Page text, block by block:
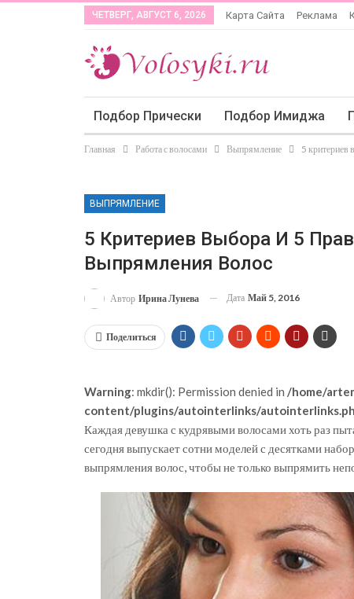
ЧЕТВЕРГ, АВГУСТ 6, 2026 Карта Сайта Реклама
Подбор Прически Подбор Имиджа
Главная Работа с волосами Выпрямление 5 критериев
ВЫПРЯМЛЕНИЕ
5 Критериев Выбора И 5
Выпрямления Волос
Автор Ирина Лунева Дата Май 5, 2016
Поделиться
Warning: mkdir(): Permission denied in /home/
content/plugins/autointerlinks/
Каждая девушка с кудрявыми волосами хоть раз
сегодня выпускает сотни моделей с десятками
выпрямления волос, чтобы не только выпрямить